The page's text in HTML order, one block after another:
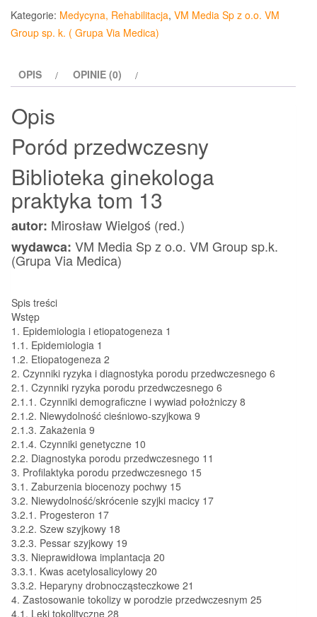
przedwczesny
Biblioteka
ginekologa
tom
Kategorie: Medycyna, Rehabilitacja, VM Media Sp z o.o. VM
Group sp. k. ( Grupa Via Medica)
OPIS OPINIE (0)
Opis
Poród przedwczesny
Biblioteka ginekologa
praktyka tom 13
autor: Mirosław Wielgoś (red.)
wydawca: VM Media Sp z o.o. VM Group sp.k.
(Grupa Via Medica)
Spis treści
Wstęp
1. Epidemiologia i etiopatogeneza 1
1.1. Epidemiologia 1
1.2. Etiopatogeneza 2
2. Czynniki ryzyka i diagnostyka porodu przedwczesnego 6
2.1. Czynniki ryzyka porodu przedwczesnego 6
2.1.1. Czynniki demograficzne i wywiad położniczy 8
2.1.2. Niewydolność cieśniowo-szyjkowa 9
2.1.3. Zakażenia 9
2.1.4. Czynniki genetyczne 10
2.2. Diagnostyka porodu przedwczesnego 11
3. Profilaktyka porodu przedwczesnego 15
3.1. Zaburzenia biocenozy pochwy 15
3.2. Niewydolność/skrócenie szyjki macicy 17
3.2.1. Progesteron 17
3.2.2. Szew szyjkowy 18
3.2.3. Pessar szyjkowy 19
3.3. Nieprawidłowa implantacja 20
3.3.1. Kwas acetylosalicylowy 20
3.3.2. Heparyny drobnocząsteczkowe 21
4. Zastosowanie tokolizy w porodzie przedwczesnym 25
4.1. Leki tokolityczne 28